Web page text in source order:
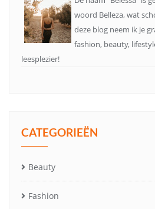
woord Belleza, wat
deze blog neem ik je
fashion, beauty,
leesplezier!
CATEGORIEËN
Beauty
Fashion